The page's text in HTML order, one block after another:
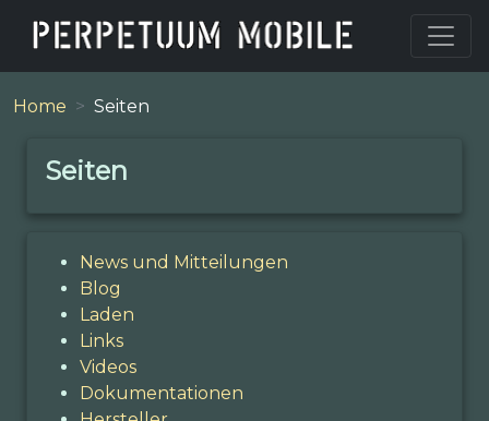
Home Seiten
Seiten
News und Mitteilungen
Blog
Laden
Links
Videos
Dokumentationen